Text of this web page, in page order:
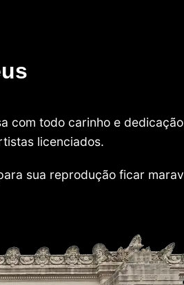
com todo carinho e
licenciados.
sua reprodução ficar